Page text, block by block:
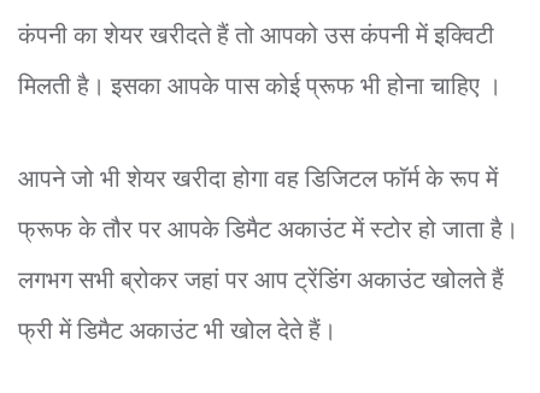
कंपनी का शेयर खरीदते हैं तो आपको उस कंपनी में इक्विटी
मिलती है। इसका आपके पास कोई प्रूफ भी होना चाहिए ।
आपने जो भी शेयर खरीदा होगा वह डिजिटल फॉर्म के रूप में
फ्रूफ के तौर पर आपके डिमैट अकाउंट में स्टोर हो जाता है।
लगभग सभी ब्रोकर जहां पर आप ट्रेंडिंग अकाउंट खोलते हैं
फ्री में डिमैट अकाउंट भी खोल देते हैं।